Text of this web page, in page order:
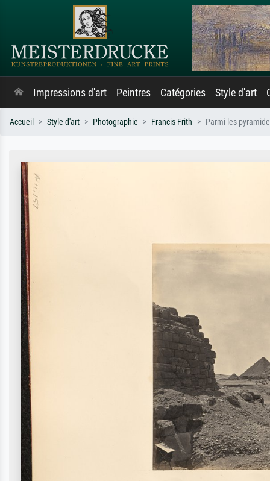
Impressions d'art Peintres Catégories Style d'art
Accueil Style d'art Photographie Francis Frith Parmi les